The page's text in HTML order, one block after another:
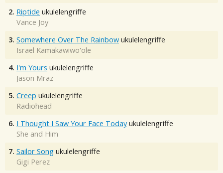
2. Riptide ukulelengriffe
Vance Joy
3. Somewhere Over The Rainbow ukulelengriffe
Israel Kamakawiwo'ole
4. I'm Yours ukulelengriffe
Jason Mraz
5. Creep ukulelengriffe
Radiohead
6. I Thought I Saw Your Face Today ukulelengriffe
She and Him
7. Sailor Song ukulelengriffe
Gigi Perez